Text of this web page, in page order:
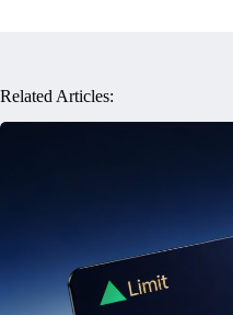
Related Articles: